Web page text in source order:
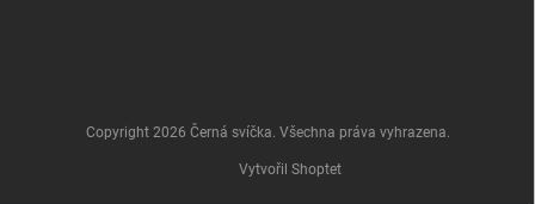
Vytvořil Shoptet
Copyright 2026 Černá svíčka. Všechna práva vyhrazena.